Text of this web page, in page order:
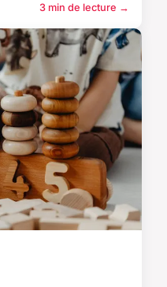
3 min de lecture →